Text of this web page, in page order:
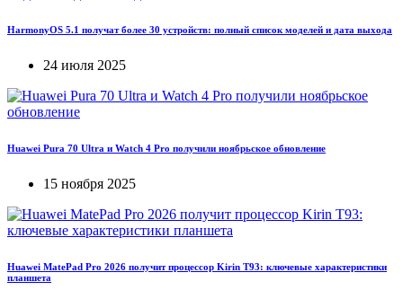
HarmonyOS 5.1 получат более 30 устройств: полный список моделей и дата выхода
24 июля 2025
Huawei Pura 70 Ultra и Watch 4 Pro получили ноябрьское обновление
15 ноября 2025
Huawei MatePad Pro 2026 получит процессор Kirin T93: ключевые характеристики
планшета